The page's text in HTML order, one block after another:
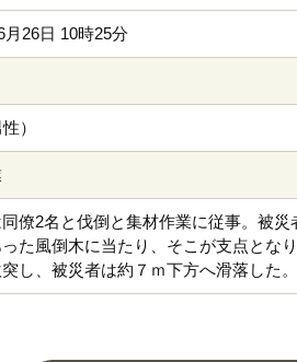
月26日 10時25分
）
僚2名と伐倒と集材作業に従事。被
った風倒木に当たり、そこが支点とな
し、被災者は約７ｍ下方へ滑落した。